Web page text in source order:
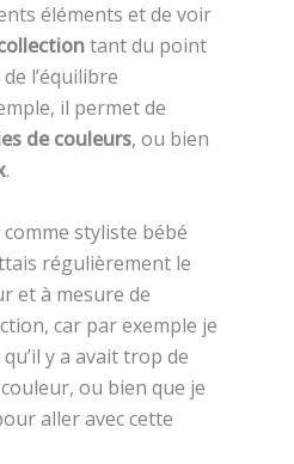
éléments et de voir
tant du point
l’équilibre
il permet de
de couleurs, ou bien
.
styliste bébé
régulièrement le
et à mesure de
car par exemple je
y a avait trop de
ou bien que je
aller avec cette